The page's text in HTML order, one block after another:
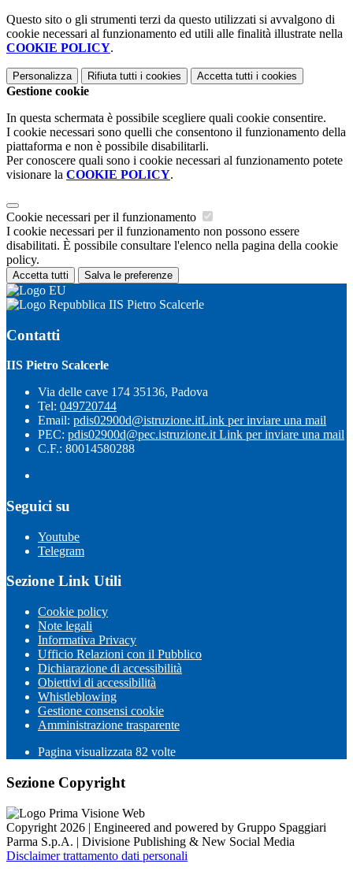
Questo sito o gli strumenti terzi da questo utilizzati si avvalgono di
cookie necessari al funzionamento ed utili alle finalità illustrate nella
COOKIE POLICY.
Personalizza Rifiuta tutti i cookies Accetta tutti i cookies
Gestione cookie
In questa schermata è possibile scegliere quali cookie consentire.
I cookie necessari sono quelli che consentono il funzionamento della
piattaforma e non è possibile disabilitarli.
Per conoscere quali sono i cookie necessari al funzionamento potete
visionare la COOKIE POLICY.
Cookie necessari per il funzionamento
I cookie necessari per il funzionamento non possono essere
disabilitati. È possibile consultare l'elenco nella pagina della cookie
policy.
Accetta tutti Salva le preferenze
IIS Pietro Scalcerle
Contatti
IIS Pietro Scalcerle
Via delle cave 174 35136, Padova
Tel: 049720744
Email: pdis02900d@istruzione.itLink per inviare una mail
PEC: pdis02900d@pec.istruzione.it Link per inviare una mail
C.F.: 80014580288
Seguici su
Youtube
Telegram
Sezione Link Utili
Cookie policy
Note legali
Informativa Privacy
Ufficio Relazioni con il Pubblico
Dichiarazione di accessibilità
Obiettivi di accessibilità
Whistleblowing
Gestione consensi cookie
Amministrazione trasparente
Pagina visualizzata 82 volte
Sezione Copyright
Copyright 2026 | Engineered and powered by Gruppo Spaggiari
Parma S.p.A. | Divisione Publishing & New Social Media
Disclaimer trattamento dati personali